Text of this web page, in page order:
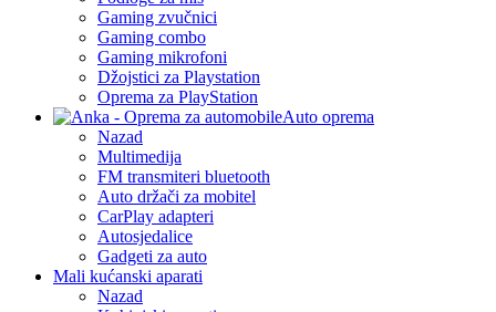
Gaming zvučnici
Gaming combo
Gaming mikrofoni
Džojstici za Playstation
Oprema za PlayStation
Auto oprema
Nazad
Multimedija
FM transmiteri bluetooth
Auto držači za mobitel
CarPlay adapteri
Autosjedalice
Gadgeti za auto
Mali kućanski aparati
Nazad